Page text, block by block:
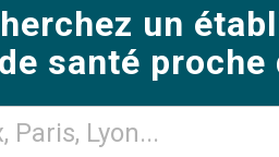
un
santé proche